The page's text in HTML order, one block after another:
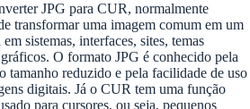
JPG para CUR, normalmente
transformar uma imagem comum em um
sistemas, interfaces, sites, temas
O formato JPG é conhecido pela
tamanho reduzido e pela facilidade de uso
digitais. Já o CUR tem uma função
para cursores, ou seja, pequenos